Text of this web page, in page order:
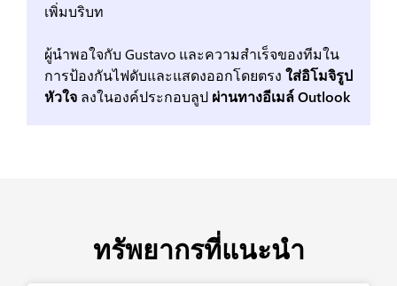
เพิ่มบริบท
ผู้นำพอใจกับ Gustavo และความสำเร็จของทีมใน
การป้องกันไฟดับและแสดงออกโดยตรง ใส่อิโมจิรูป
หัวใจ ลงในองค์ประกอบลูป ผ่านทางอีเมล์ Outlook
ทรัพยากรที่แนะนำ